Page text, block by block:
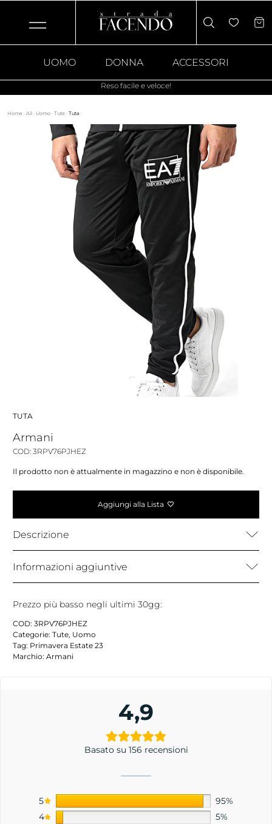
UOMO DONNA ACCESSORI
Reso facile e veloce!
Home · All · Uomo · Tute · Tuta
TUTA
Armani
COD: 3RPV76PJHEZ
Il prodotto non è attualmente in magazzino e non è disponibile.
Aggiungi alla Lista
Descrizione
Informazioni aggiuntive
Prezzo più basso negli ultimi 30gg:
COD: 3RPV76PJHEZ
Categorie: Tute, Uomo
Tag: Primavera Estate 23
Marchio: Armani
4,9
Basato su 156 recensioni
5
95%
4
5%